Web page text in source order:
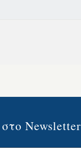
Newsletter